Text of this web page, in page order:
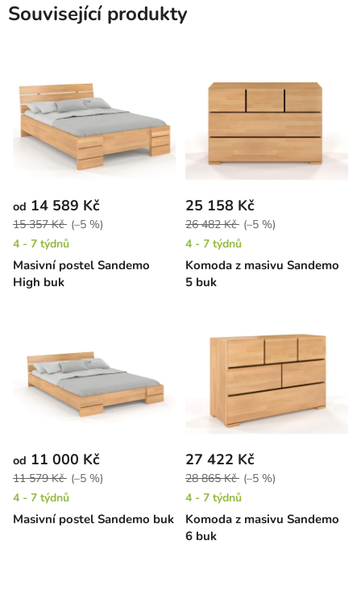
Související produkty
Masivní postel Sandemo
High buk
od 14 589 Kč
15 357 Kč (–5 %)
4 - 7 týdnů
Komoda z masivu Sandemo
5 buk
25 158 Kč
26 482 Kč (–5 %)
4 - 7 týdnů
Masivní postel Sandemo buk
od 11 000 Kč
11 579 Kč (–5 %)
4 - 7 týdnů
Komoda z masivu Sandemo
6 buk
27 422 Kč
28 865 Kč (–5 %)
4 - 7 týdnů